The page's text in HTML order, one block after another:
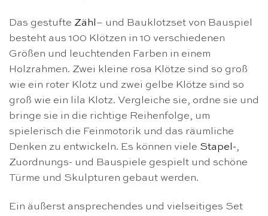
Das gestufte Zähl – und Bauklotzset von Bauspiel
besteht aus 100 Klötzen in 10 verschiedenen
Größen und leuchtenden Farben in einem
Holzrahmen. Zwei kleine rosa Klötze sind so groß
wie ein roter Klotz und zwei gelbe Klötze sind so
groß wie ein lila Klotz. Vergleiche sie, ordne sie und
bringe sie in die richtige Reihenfolge, um
spielerisch die Feinmotorik und das räumliche
Denken zu entwickeln. Es können viele Stapel-,
Zuordnungs- und Bauspiele gespielt und schöne
Türme und Skulpturen gebaut werden.
Ein äußerst ansprechendes und vielseitiges Set